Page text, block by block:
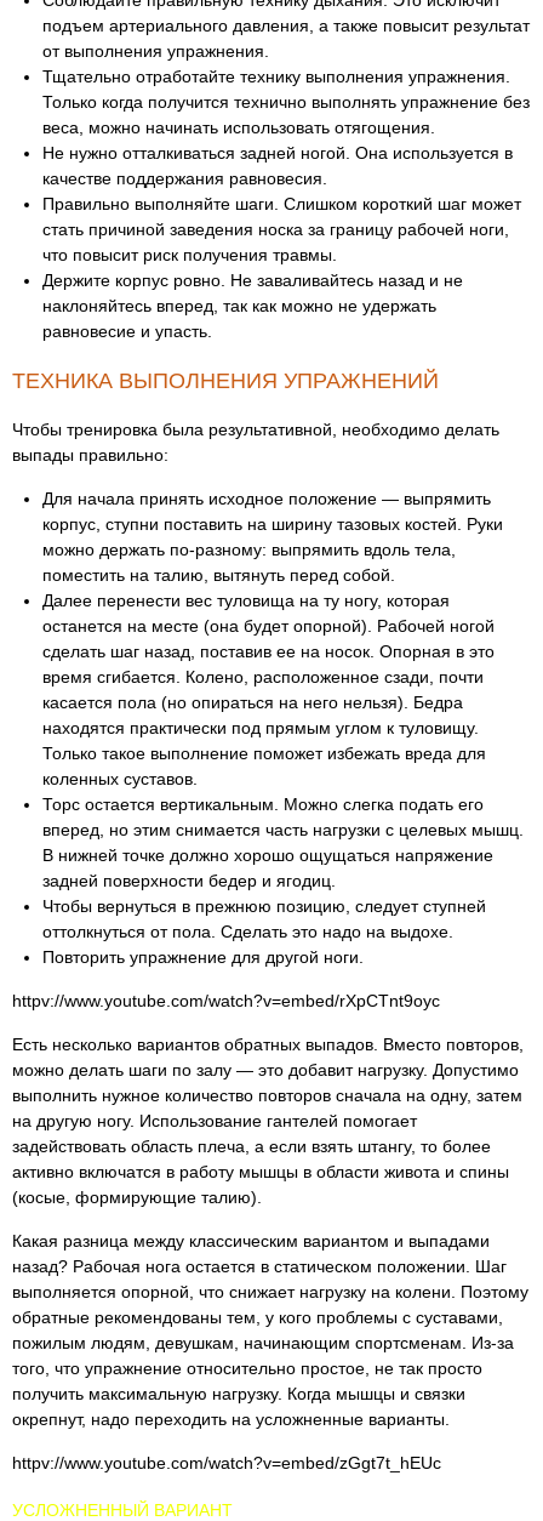
подъем артериального давления, а также повысит результат
от выполнения упражнения.
Тщательно отработайте технику выполнения упражнения.
Только когда получится технично выполнять упражнение без
веса, можно начинать использовать отягощения.
Не нужно отталкиваться задней ногой. Она используется в
качестве поддержания равновесия.
Правильно выполняйте шаги. Слишком короткий шаг может
стать причиной заведения носка за границу рабочей ноги,
что повысит риск получения травмы.
Держите корпус ровно. Не заваливайтесь назад и не
наклоняйтесь вперед, так как можно не удержать
равновесие и упасть.
ТЕХНИКА ВЫПОЛНЕНИЯ УПРАЖНЕНИЙ
Чтобы тренировка была результативной, необходимо делать
выпады правильно:
Для начала принять исходное положение — выпрямить
корпус, ступни поставить на ширину тазовых костей. Руки
можно держать по-разному: выпрямить вдоль тела,
поместить на талию, вытянуть перед собой.
Далее перенести вес туловища на ту ногу, которая
останется на месте (она будет опорной). Рабочей ногой
сделать шаг назад, поставив ее на носок. Опорная в это
время сгибается. Колено, расположенное сзади, почти
касается пола (но опираться на него нельзя). Бедра
находятся практически под прямым углом к туловищу.
Только такое выполнение поможет избежать вреда для
коленных суставов.
Торс остается вертикальным. Можно слегка подать его
вперед, но этим снимается часть нагрузки с целевых мышц.
В нижней точке должно хорошо ощущаться напряжение
задней поверхности бедер и ягодиц.
Чтобы вернуться в прежнюю позицию, следует ступней
оттолкнуться от пола. Сделать это надо на выдохе.
Повторить упражнение для другой ноги.
httpv://www.youtube.com/watch?v=embed/rXpCTnt9oyc
Есть несколько вариантов обратных выпадов. Вместо повторов,
можно делать шаги по залу — это добавит нагрузку. Допустимо
выполнить нужное количество повторов сначала на одну, затем
на другую ногу. Использование гантелей помогает
задействовать область плеча, а если взять штангу, то более
активно включатся в работу мышцы в области живота и спины
(косые, формирующие талию).
Какая разница между классическим вариантом и выпадами
назад? Рабочая нога остается в статическом положении. Шаг
выполняется опорной, что снижает нагрузку на колени. Поэтому
обратные рекомендованы тем, у кого проблемы с суставами,
пожилым людям, девушкам, начинающим спортсменам. Из-за
того, что упражнение относительно простое, не так просто
получить максимальную нагрузку. Когда мышцы и связки
окрепнут, надо переходить на усложненные варианты.
httpv://www.youtube.com/watch?v=embed/zGgt7t_hEUc
УСЛОЖНЕННЫЙ ВАРИАНТ